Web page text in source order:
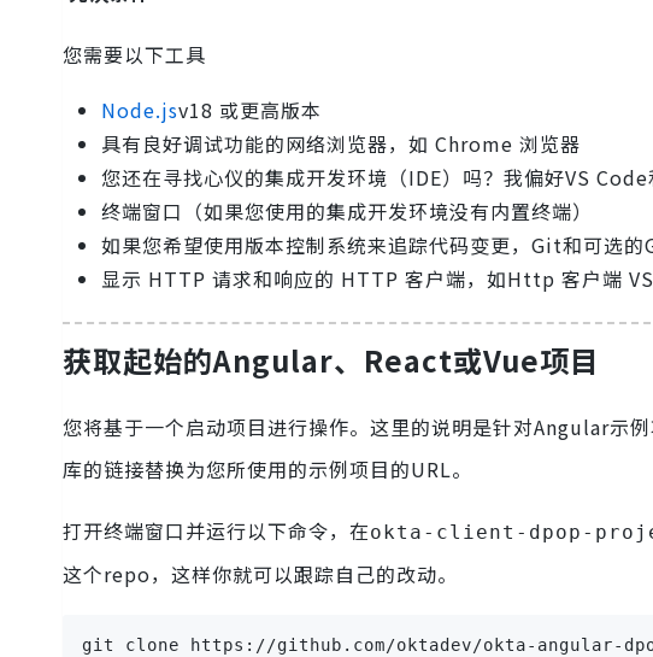
您需要以下工具
Node.jsv18 或更高版本
具有良好调试功能的网络浏览器，如 Chrome 浏览器
您还在寻找心仪的集成开发环境（IDE）吗？我偏好VS
终端窗口（如果您使用的集成开发环境没有内置终端）
如果您希望使用版本控制系统来追踪代码变更，Git和可选
显示 HTTP 请求和响应的 HTTP 客户端，如Http 客户端
获取起始的Angular、React或Vue项目
您将基于一个启动项目进行操作。这里的说明是针对Angular示
库的链接替换为您所使用的示例项目的URL。
打开终端窗口并运行以下命令，在okta-client-dpop-
这个repo，这样你就可以跟踪自己的改动。
git clone https://github.com/oktadev/okta-angular-